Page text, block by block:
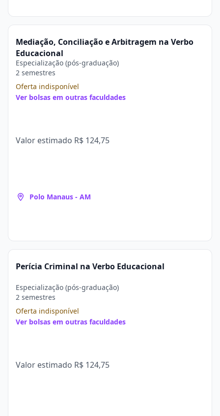
Mediação, Conciliação e Arbitragem na Verbo
Educacional
Especialização (pós-graduação)
2 semestres
Oferta indisponível
Ver bolsas em outras faculdades
Valor estimado R$ 124,75
Polo Manaus - AM
Perícia Criminal na Verbo Educacional
Especialização (pós-graduação)
2 semestres
Oferta indisponível
Ver bolsas em outras faculdades
Valor estimado R$ 124,75